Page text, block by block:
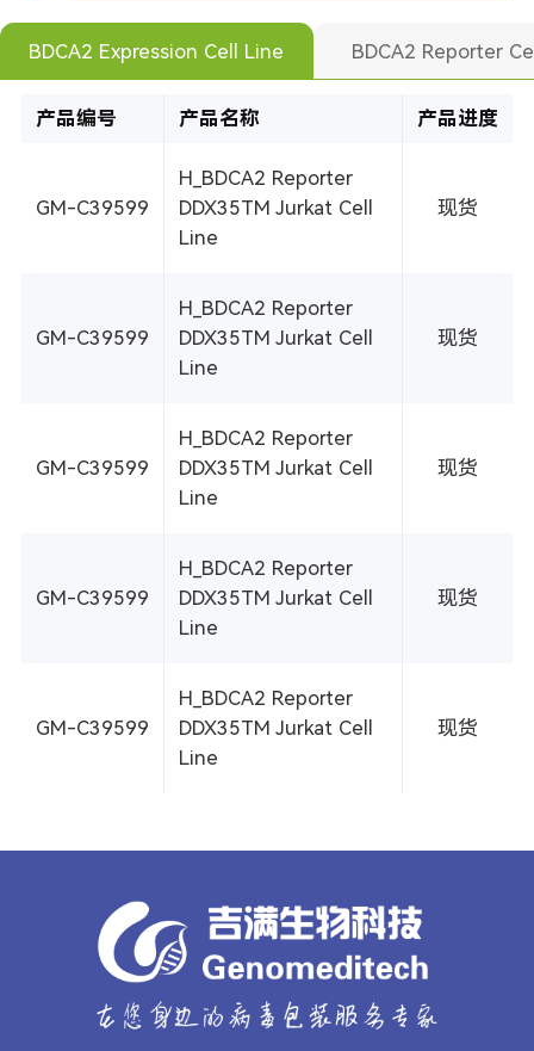
BDCA2 Expression Cell Line BDCA2 Reporter
产品编号 产品名称 产品进度
GM-C39599
H_BDCA2 Reporter
DDX35TM Jurkat Cell
Line
现货
GM-C39599
H_BDCA2 Reporter
DDX35TM Jurkat Cell
Line
现货
GM-C39599
H_BDCA2 Reporter
DDX35TM Jurkat Cell
Line
现货
GM-C39599
H_BDCA2 Reporter
DDX35TM Jurkat Cell
Line
现货
GM-C39599
H_BDCA2 Reporter
DDX35TM Jurkat Cell
Line
现货